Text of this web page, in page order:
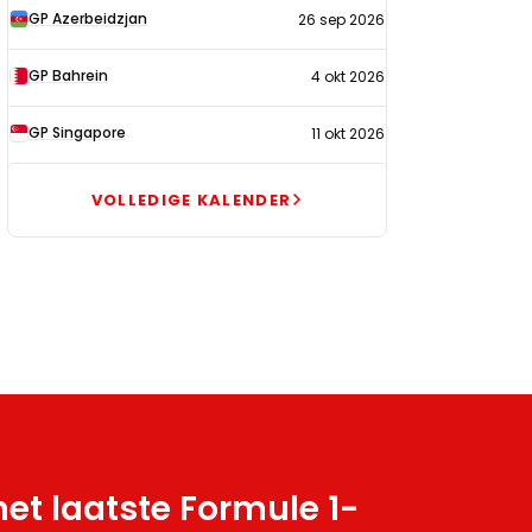
GP Azerbeidzjan 26 sep 2026
GP Bahrein 4 okt 2026
GP Singapore 11 okt 2026
VOLLEDIGE KALENDER
laatste Formule 1-